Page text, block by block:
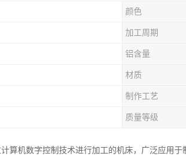
颜色
加工周期
铝含量
材质
制作工艺
质量等级
算机数字控制技术进行加工的机床，广泛应用